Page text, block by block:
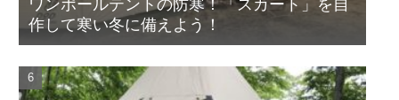
ワンポールテントの防寒！「スカート」を自
作して寒い冬に備えよう！